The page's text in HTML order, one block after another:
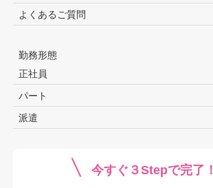
よくあるご質問
勤務形態
正社員
パート
派遣
今すぐ３Stepで完了！